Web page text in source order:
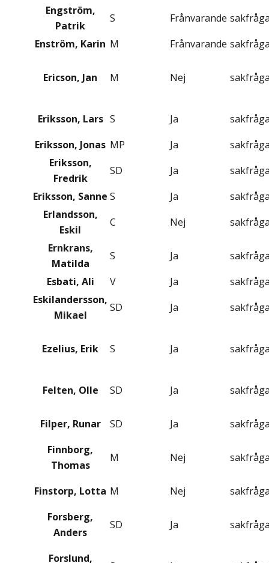
Engström,
Patrik
S Frånvarande
Enström, Karin M Frånvarande
Ericson, Jan M Nej
Eriksson, Lars S Ja
Eriksson, Jonas MP Ja
Eriksson,
Fredrik
SD Ja
Eriksson, Sanne S Ja
Erlandsson,
Eskil
C Nej
Ernkrans,
Matilda
S Ja
Esbati, Ali
V Ja
Eskilandersson,
Mikael
SD Ja
Ezelius, Erik S Ja
Felten, Olle SD Ja
Filper, Runar SD Ja
Finnborg,
Thomas
M Nej
Finstorp, Lotta M Nej
Forsberg,
Anders
SD Ja
Forslund,